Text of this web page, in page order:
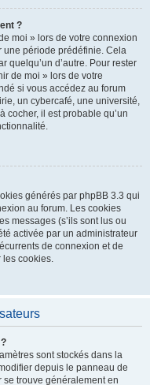
?
moi » lors de votre connexion
une période prédéfinie. Cela
quelqu’un d’autre. Pour rester
de moi » lors de votre
si vous accédez au forum
un cybercafé, une université,
cocher, il est probable qu’un
générés par phpBB 3.3 qui
au forum. Les cookies
messages (s’ils sont lus ou
activée par un administrateur
de connexion et de
les cookies.
sont stockés dans la
depuis le panneau de
se trouve généralement en